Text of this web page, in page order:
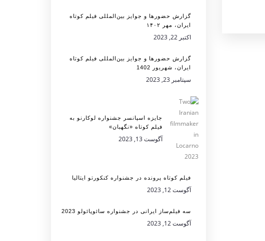
گزارش حضورها و جوایز بین‌المللی فیلم کوتاه
ایران، مهر ۱۴۰۲
اکتبر 22, 2023
گزارش حضورها و جوایز بین‌المللی فیلم کوتاه
ایران، شهریور 1402
سپتامبر 23, 2023
جایزه اسپانسر جشنواره لوکارنو به
فیلم کوتاه «نگهبان»
آگوست 13, 2023
فیلم کوتاه پرونده در جشنواره کنکورتو ایتالیا
آگوست 12, 2023
سه فیلم‌ساز ایرانی در جشنواره سائوپائولو 2023
آگوست 12, 2023